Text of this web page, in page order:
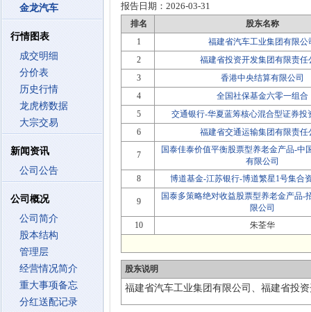
金龙汽车
行情图表
成交明细
分价表
历史行情
龙虎榜数据
大宗交易
新闻资讯
公司公告
公司概况
公司简介
股本结构
管理层
经营情况简介
重大事项备忘
分红送配记录
报告日期： 2026-03-31
排名
股东名称
1
福建省汽车工业集团有限公
2
福建省投资开发集团有限责任
3
香港中央结算有限公司
4
全国社保基金六零一组合
5
交通银行-华夏蓝筹核心混合型证券投
6
福建省交通运输集团有限责任
7
国泰佳泰价值平衡股票型养老金产品-中
有限公司
8
博道基金-江苏银行-博道繁星1号集合
9
国泰多策略绝对收益股票型养老金产品-
限公司
10
朱荃华
股东说明
福建省汽车工业集团有限公司、福建省投